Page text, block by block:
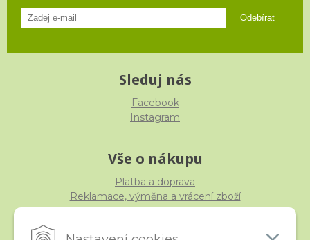
Odebírat
Sleduj nás
Facebook
Instagram
Vše o nákupu
Platba a doprava
Reklamace, výměna a vrácení zboží
Obchodní podmínky